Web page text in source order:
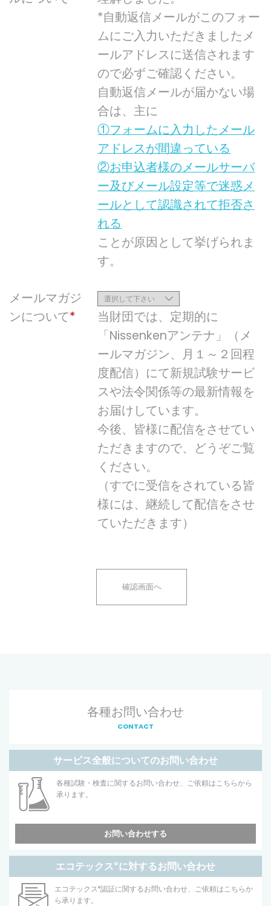
*自動返信メールがこのフォー
ムにご入力いただきましたメ
ールアドレスに送信されます
ので必ずご確認ください。
自動返信メールが届かない場
合は、主に
①フォームに入力したメール
アドレスが間違っている
②お申込者様のメールサーバ
ー及びメール設定等で迷惑メ
ールとして認識されて拒否さ
れる
ことが原因として挙げられま
す。
メールマガジ
ンについて
当財団では、定期的に
「Nissenkenアンテナ」（メ
ールマガジン、月１～２回程
度配信）にて新規試験サービ
スや法令関係等の最新情報を
お届けしています。
今後、皆様に配信をさせてい
ただきますので、どうぞご覧
ください。
（すでに受信をされている皆
様には、継続して配信をさせ
ていただきます）
各種お問い合わせ
CONTACT
サービス全般についてのお問い合わせ
各種試験・検査に関するお問い合わせ、ご依頼はこちらから
承ります。
お問い合わせする
エコテックス®に対するお問い合わせ
エコテックス®認証に関するお問い合わせ、ご依頼はこちらか
ら承ります。